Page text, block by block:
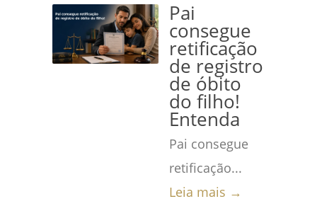
Pai
consegue
retificação
de registro
de óbito
do filho!
Entenda
Pai consegue
retificação...
Leia mais →